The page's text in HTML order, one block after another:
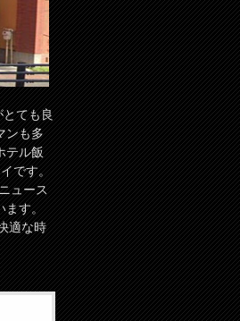
とても良
ンも多
テル飯
です。
ュース
ます。
適な時